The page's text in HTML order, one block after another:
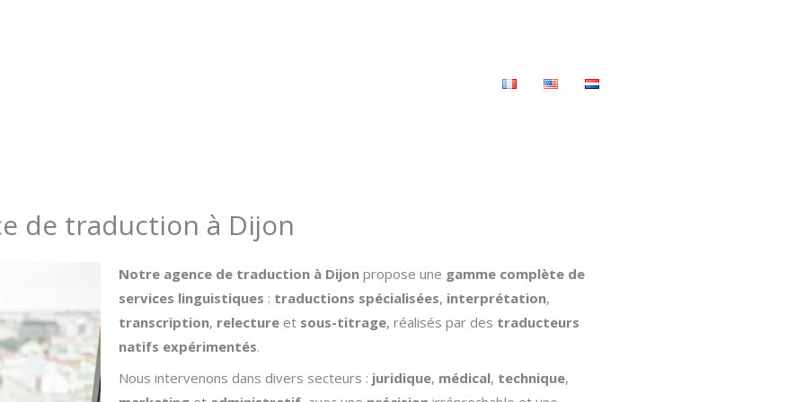
de traduction à Dijon
Notre agence de traduction à Dijon propose une gamme complète de
services linguistiques : traductions spécialisées, interprétation,
transcription, relecture et sous-titrage, réalisés par des traducteurs
natifs expérimentés.
Nous intervenons dans divers secteurs : juridique, médical, technique,